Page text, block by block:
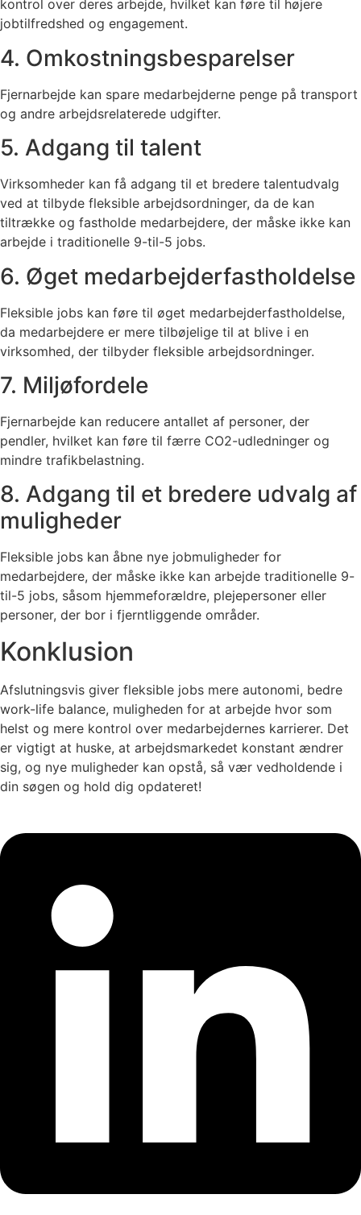
kontrol over deres arbejde, hvilket kan føre til højere
jobtilfredshed og engagement.
4. Omkostningsbesparelser
Fjernarbejde kan spare medarbejderne penge på transport
og andre arbejdsrelaterede udgifter.
5. Adgang til talent
Virksomheder kan få adgang til et bredere talentudvalg
ved at tilbyde fleksible arbejdsordninger, da de kan
tiltrække og fastholde medarbejdere, der måske ikke kan
arbejde i traditionelle 9-til-5 jobs.
6. Øget medarbejderfastholdelse
Fleksible jobs kan føre til øget medarbejderfastholdelse,
da medarbejdere er mere tilbøjelige til at blive i en
virksomhed, der tilbyder fleksible arbejdsordninger.
7. Miljøfordele
Fjernarbejde kan reducere antallet af personer, der
pendler, hvilket kan føre til færre CO2-udledninger og
mindre trafikbelastning.
8. Adgang til et bredere udvalg af
muligheder
Fleksible jobs kan åbne nye jobmuligheder for
medarbejdere, der måske ikke kan arbejde traditionelle 9-
til-5 jobs, såsom hjemmeforældre, plejepersoner eller
personer, der bor i fjerntliggende områder.
Konklusion
Afslutningsvis giver fleksible jobs mere autonomi, bedre
work-life balance, muligheden for at arbejde hvor som
helst og mere kontrol over medarbejdernes karrierer. Det
er vigtigt at huske, at arbejdsmarkedet konstant ændrer
sig, og nye muligheder kan opstå, så vær vedholdende i
din søgen og hold dig opdateret!